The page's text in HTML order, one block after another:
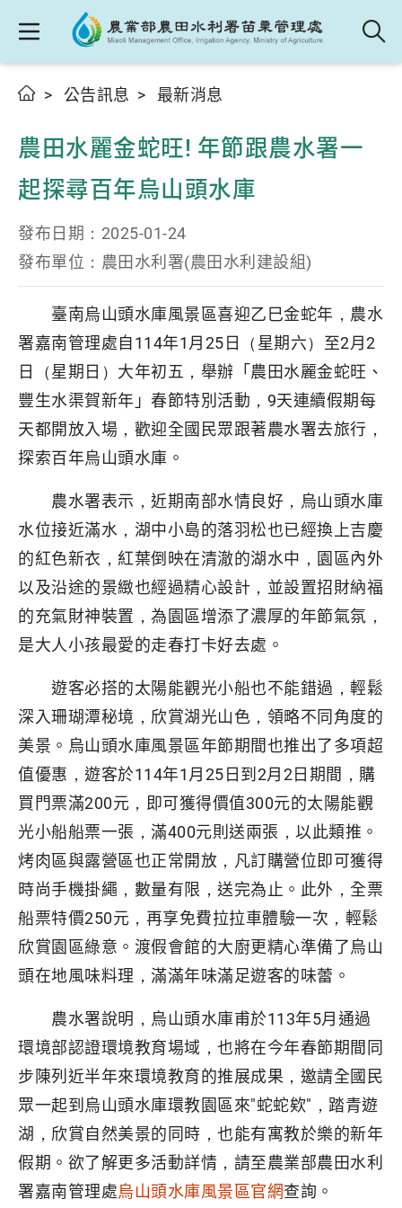
公告訊息 最新消息
農田水麗金蛇旺! 年節跟農水署一
起探尋百年烏山頭水庫
發布日期： 2025-01-24
發布單位： 農田水利署(農田水利建設組)
臺南烏山頭水庫風景區喜迎乙巳金蛇年，農水
署嘉南管理處自114年1月25日（星期六）至2月2
日（星期日）大年初五，舉辦「農田水麗金蛇旺、
豐生水渠賀新年」春節特別活動，9天連續假期每
天都開放入場，歡迎全國民眾跟著農水署去旅行，
探索百年烏山頭水庫。
農水署表示，近期南部水情良好，烏山頭水庫
水位接近滿水，湖中小島的落羽松也已經換上吉慶
的紅色新衣，紅葉倒映在清澈的湖水中，園區內外
以及沿途的景緻也經過精心設計，並設置招財納福
的充氣財神裝置，為園區增添了濃厚的年節氣氛，
是大人小孩最愛的走春打卡好去處。
遊客必搭的太陽能觀光小船也不能錯過，輕鬆
深入珊瑚潭秘境，欣賞湖光山色，領略不同角度的
美景。烏山頭水庫風景區年節期間也推出了多項超
值優惠，遊客於114年1月25日到2月2日期間，購
買門票滿200元，即可獲得價值300元的太陽能觀
光小船船票一張，滿400元則送兩張，以此類推。
烤肉區與露營區也正常開放，凡訂購營位即可獲得
時尚手機掛繩，數量有限，送完為止。此外，全票
船票特價250元，再享免費拉拉車體驗一次，輕鬆
欣賞園區綠意。渡假會館的大廚更精心準備了烏山
頭在地風味料理，滿滿年味滿足遊客的味蕾。
農水署說明，烏山頭水庫甫於113年5月通過
環境部認證環境教育場域，也將在今年春節期間同
步陳列近半年來環境教育的推展成果，邀請全國民
眾一起到烏山頭水庫環教園區來"蛇蛇欸"，踏青遊
湖，欣賞自然美景的同時，也能有寓教於樂的新年
假期。欲了解更多活動詳情，請至農業部農田水利
署嘉南管理處烏山頭水庫風景區官網查詢。